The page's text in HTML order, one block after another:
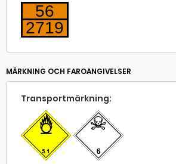
56
2719
MÄRKNING OCH FAROANGIVELSER
Transport­märkning: